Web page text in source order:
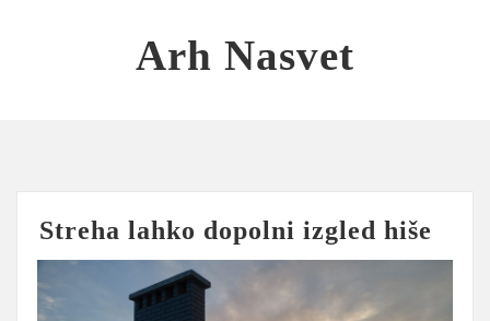
Arh Nasvet
Streha lahko dopolni izgled hiše